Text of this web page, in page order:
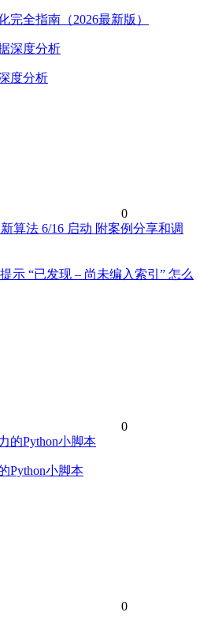
完全指南（2026最新版）
度分析
0
提示 “已发现 – 尚未编入索引” 怎么
0
Python小脚本
0